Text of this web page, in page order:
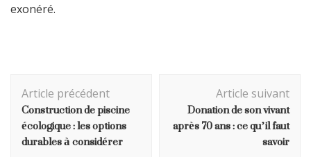
exonéré.
d'article
Article précédent
Construction de piscine
écologique : les options
durables à considérer
Article suivant
Donation de son vivant
après 70 ans : ce qu’il faut
savoir